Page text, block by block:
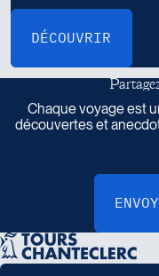
Partage
Chaque voyage est
découvertes et